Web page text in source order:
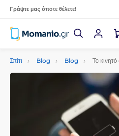
Γράψτε μας όποτε θέλετε!
Σπίτι Blog Blog Το κινητό